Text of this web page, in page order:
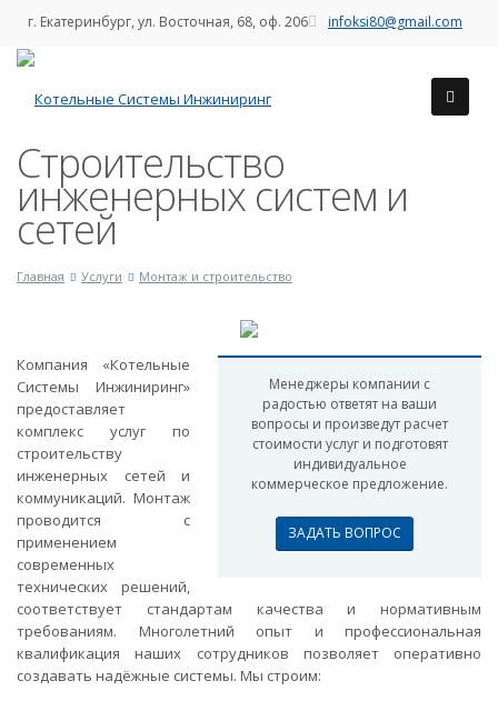
г. Екатеринбург, ул. Восточная, 68, оф. 206 infoksi80@gmail.com
Строительство
инженерных систем и
сетей
Главная Услуги Монтаж и строительство
Менеджеры компании с
радостью ответят на ваши
вопросы и произведут расчет
стоимости услуг и подготовят
индивидуальное
коммерческое предложение.
ЗАДАТЬ ВОПРОС
Компания «Котельные
Системы Инжиниринг»
предоставляет
комплекс услуг по
строительству
инженерных сетей и
коммуникаций. Монтаж
проводится с
применением
современных
технических решений,
соответствует стандартам качества и нормативным
требованиям. Многолетний опыт и профессиональная
квалификация наших сотрудников позволяет оперативно
создавать надёжные системы. Мы строим: